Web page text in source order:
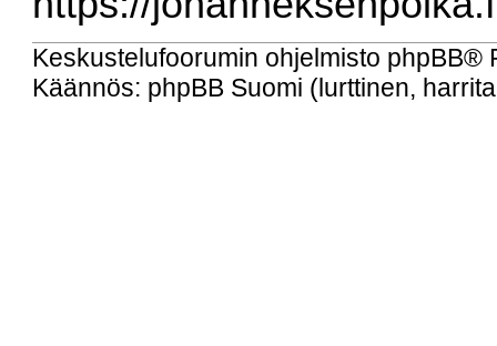
Keskustelufoorumin ohjelmisto phpBB®
Käännös: phpBB Suomi (lurttinen,